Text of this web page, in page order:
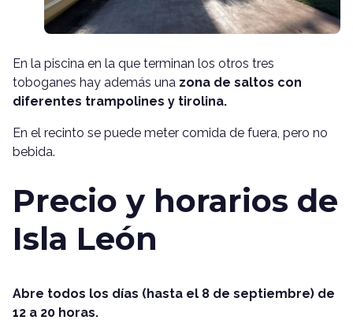
En la piscina en la que terminan los otros tres
toboganes hay además una zona de saltos con
diferentes trampolines y tirolina.
En el recinto se puede meter comida de fuera, pero no
bebida.
Precio y horarios de
Isla León
Abre todos los días (hasta el 8 de septiembre) de
12 a 20 horas.